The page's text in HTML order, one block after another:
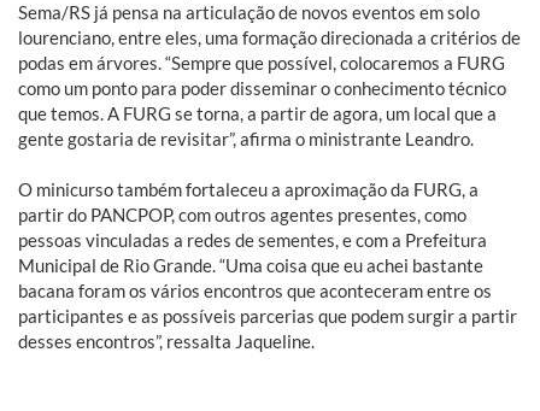
Sema/RS já pensa na articulação de novos eventos em solo
lourenciano, entre eles, uma formação direcionada a critérios de
podas em árvores. “Sempre que possível, colocaremos a FURG
como um ponto para poder disseminar o conhecimento técnico
que temos. A FURG se torna, a partir de agora, um local que a
gente gostaria de revisitar”, afirma o ministrante Leandro.
O minicurso também fortaleceu a aproximação da FURG, a
partir do PANCPOP, com outros agentes presentes, como
pessoas vinculadas a redes de sementes, e com a Prefeitura
Municipal de Rio Grande. “Uma coisa que eu achei bastante
bacana foram os vários encontros que aconteceram entre os
participantes e as possíveis parcerias que podem surgir a partir
desses encontros”, ressalta Jaqueline.